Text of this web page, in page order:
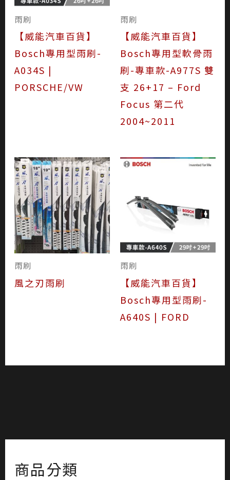
商品分類
雨刷
【威能汽車百貨】
Bosch專用型雨刷-
A034S |
PORSCHE/VW
雨刷
【威能汽車百貨】
Bosch專用型軟骨雨
刷-專車款-A977S 雙
支 26+17 – Ford
Focus 第二代
2004~2011
雨刷
風之刃雨刷
雨刷
【威能汽車百貨】
Bosch專用型雨刷-
A640S | FORD